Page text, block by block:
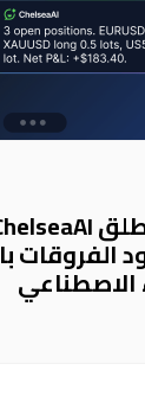
الفروقات